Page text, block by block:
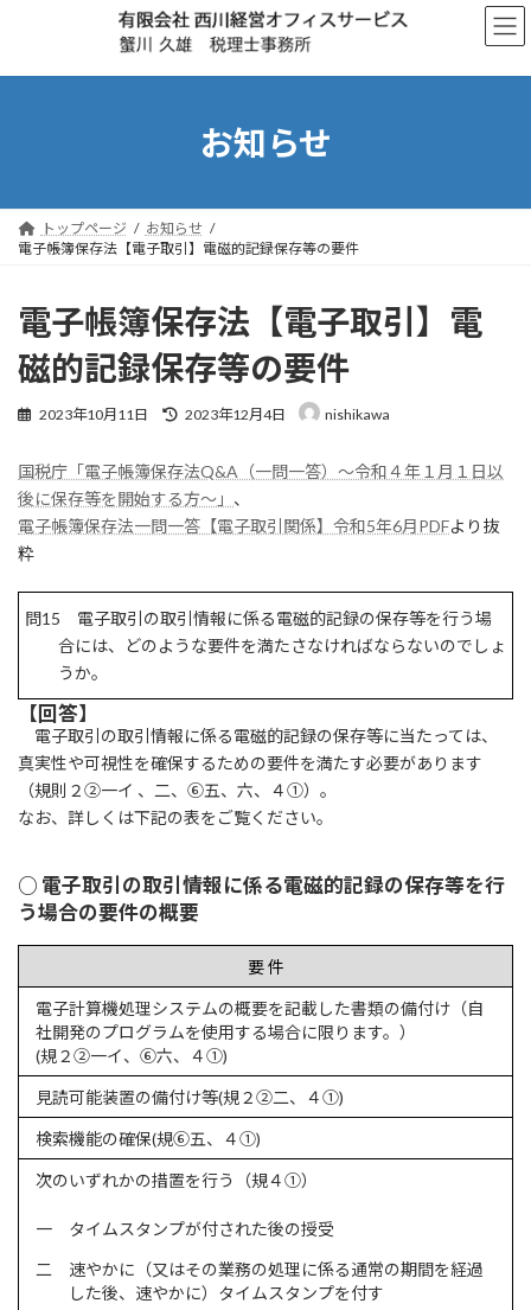
ン
ー
お知らせ
トップページ
お知らせ
電子帳簿保存法【電子取引】電磁的記録保存等の要件
電子帳簿保存法【電子取引】電
磁的記録保存等の要件
2023年10月11日
最
新
日
時
:
2023年12月4日 nishikawa
国税庁「電子帳簿保存法Q&A（一問一答）～令和４年１月１日以
後に保存等を開始する方～」 、
電子帳簿保存法一問一答【電子取引関係】令和5年6月PDFより抜
粋
問15 電子取引の取引情報に係る電磁的記録の保存等を行う場
合には、どのような要件を満たさなければならないのでしょ
うか。
【回答】
電子取引の取引情報に係る電磁的記録の保存等に当たっては、
真実性や可視性を確保するための要件を満たす必要があります
（規則２②一イ 、二、⑥五、六、４①）。
なお、詳しくは下記の表をご覧ください。
○ 電子取引の取引情報に係る電磁的記録の保存等を行
う場合の要件の概要
要 件
電子計算機処理システムの概要を記載した書類の備付け（自
社開発のプログラムを使用する場合に限ります。）
(規２②一イ、⑥六、４①)
見読可能装置の備付け等(規２②二、４①)
検索機能の確保(規⑥五、４①)
次のいずれかの措置を行う（規４①）
一 タイムスタンプが付された後の授受
二 速やかに（又はその業務の処理に係る通常の期間を経過
した後、速やかに）タイムスタンプを付す